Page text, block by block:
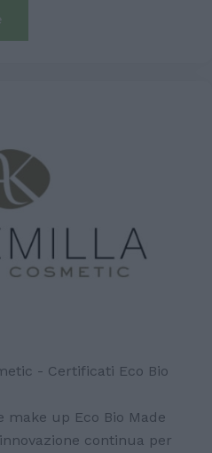
- Certificati Eco Bio
make up Eco Bio Made
continua per